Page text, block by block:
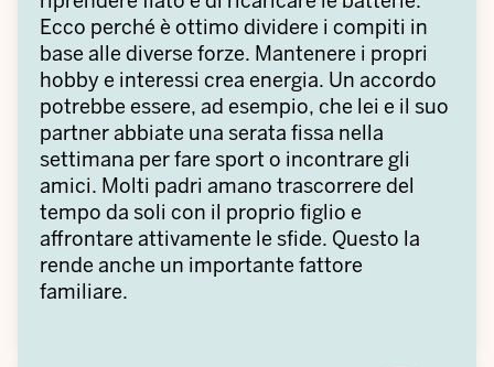
Ecco perché è ottimo dividere i compiti in
base alle diverse forze. Mantenere i propri
hobby e interessi crea energia. Un accordo
potrebbe essere, ad esempio, che lei e il suo
partner abbiate una serata fissa nella
settimana per fare sport o incontrare gli
amici. Molti padri amano trascorrere del
tempo da soli con il proprio figlio e
affrontare attivamente le sfide. Questo la
rende anche un importante fattore
familiare.